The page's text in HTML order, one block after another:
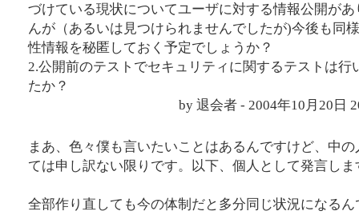
づけている現状についてユーザに対する情報公開があ
んが（あるいは見つけられませんでしたが)今後も同
性情報を秘匿しておく予定でしょうか？
2.公開前のテストでセキュリティに関するテストは行
たか？
by 退会者 - 2004年10月20日
まあ、色々僕も言いたいことはあるんですけど、中の
ては申し訳ない限りです。以下、個人として発言しま
全部作り直しても今の体制だと多分同じ状況になるん